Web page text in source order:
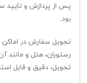
پس از پردازش و تایید
بود.
تحویل سفارش در
رستوران، هتل و مانند
تحویل، دقیق و قابل